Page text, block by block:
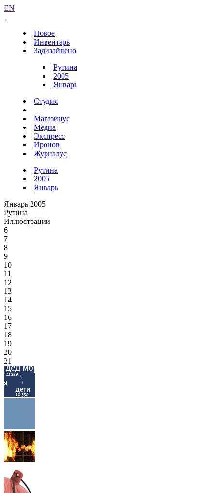
EN
Новое
Инвентарь
Задизайнено
Рутина
2005
Январь
Студия
Магазинус
Медиа
Экспресс
Иронов
Журналус
Рутина
2005
Январь
Январь 2005
Рутина
Иллюстрации
6
7
8
9
10
11
12
13
14
15
16
17
18
19
20
21